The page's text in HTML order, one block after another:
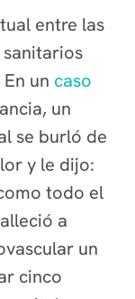
entre las
un caso
un
se burló de
y le dijo:
todo el
a
un
cinco